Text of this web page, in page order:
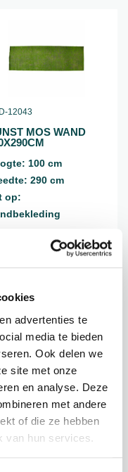
advertenties te
media te bieden
Ook delen we
site met onze
en analyse. Deze
met andere
of die ze hebben
van hun services.
12043
MOS WAND
100 cm
290 cm
op:
BEKIJK PRODUCT